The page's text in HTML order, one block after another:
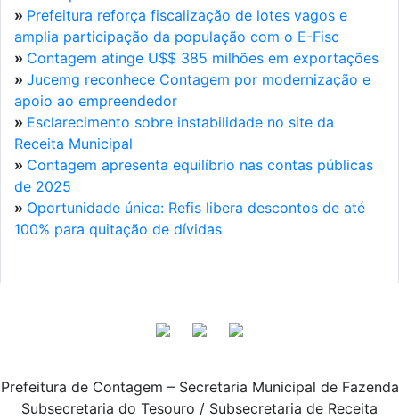
» Prefeitura reforça fiscalização de lotes vagos e
amplia participação da população com o E-Fisc
» Contagem atinge U$$ 385 milhões em exportações
» Jucemg reconhece Contagem por modernização e
apoio ao empreendedor
» Esclarecimento sobre instabilidade no site da
Receita Municipal
» Contagem apresenta equilíbrio nas contas públicas
de 2025
» Oportunidade única: Refis libera descontos de até
100% para quitação de dívidas
Prefeitura de Contagem – Secretaria Municipal de Fazenda
Subsecretaria do Tesouro / Subsecretaria de Receita